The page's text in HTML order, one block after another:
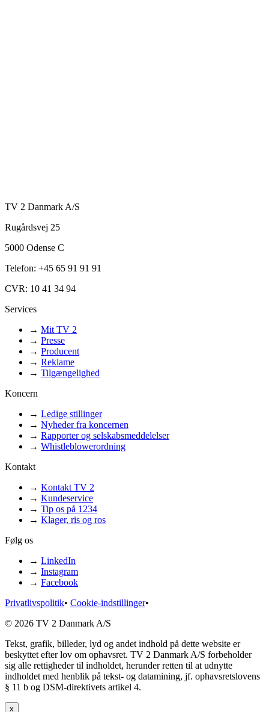
TV 2 Danmark A/S
Rugårdsvej 25
5000 Odense C
Telefon: +45 65 91 91 91
CVR: 10 41 34 94
Services
→ Mit TV 2
→ Presse
→ Producent
→ Reklame
→ Tilgængelighed
Koncern
→ Ledige stillinger
→ Nyheder fra koncernen
→ Rapporter og selskabsmeddelelser
→ Whistleblowerordning
Kontakt
→ Kontakt TV 2
→ Kundeservice
→ Tip os på 1234
→ Klager, ris og ros
Følg os
→ LinkedIn
→ Instagram
→ Facebook
Privatlivspolitik• Cookie-indstillinger•
© 2026 TV 2 Danmark A/S
Tekst, grafik, billeder, lyd og andet indhold på dette website er
beskyttet efter lov om ophavsret. TV 2 Danmark A/S forbeholder
sig alle rettigheder til indholdet, herunder retten til at udnytte
indholdet med henblik på tekst- og datamining, jf. ophavsretslovens
§ 11 b og DSM-direktivets artikel 4.
x